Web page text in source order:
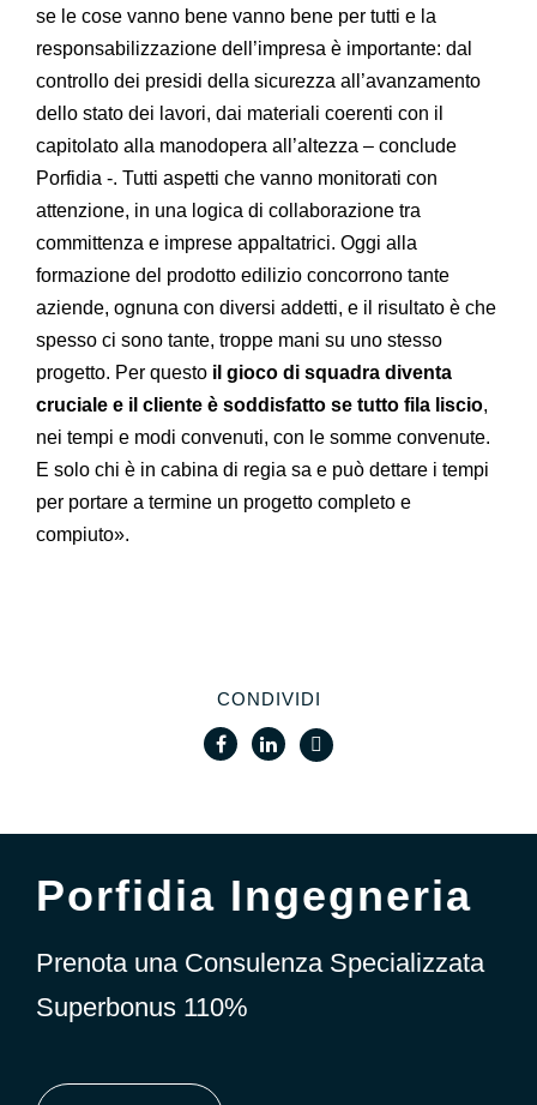
se le cose vanno bene vanno bene per tutti e la
responsabilizzazione dell’impresa è importante: dal
controllo dei presidi della sicurezza all’avanzamento
dello stato dei lavori, dai materiali coerenti con il
capitolato alla manodopera all’altezza – conclude
Porfidia -. Tutti aspetti che vanno monitorati con
attenzione, in una logica di collaborazione tra
committenza e imprese appaltatrici. Oggi alla
formazione del prodotto edilizio concorrono tante
aziende, ognuna con diversi addetti, e il risultato è che
spesso ci sono tante, troppe mani su uno stesso
progetto. Per questo il gioco di squadra diventa
cruciale e il cliente è soddisfatto se tutto fila liscio,
nei tempi e modi convenuti, con le somme convenute.
E solo chi è in cabina di regia sa e può dettare i tempi
per portare a termine un progetto completo e
compiuto».
CONDIVIDI
Porfidia Ingegneria
Prenota una Consulenza Specializzata
Superbonus 110%